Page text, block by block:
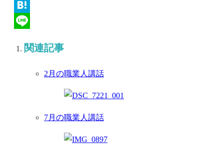
Twitter
Hatena
関連記事
2月の職業人講話
7月の職業人講話